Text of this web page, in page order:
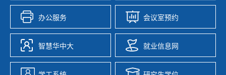
办公服务 会议室预约
智慧华中大 就业信息网